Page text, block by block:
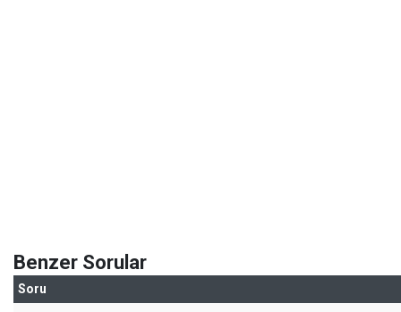
Benzer Sorular
Soru